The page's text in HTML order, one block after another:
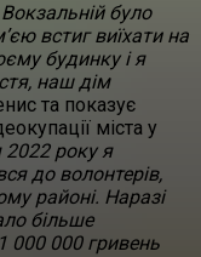
було
встиг виїхати на
будинку і я
наш дім
та показує
міста у
2022 року я
до волонтерів,
районі. Наразі
більше
000 000 гривень